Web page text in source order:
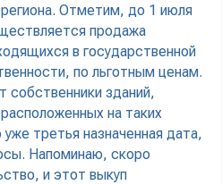
Отметим, до 1 июля
продажа
в государственной
по льготным ценам.
собственники зданий,
на таких
третья назначенная дата,
Напоминаю, скоро
и этот выкуп